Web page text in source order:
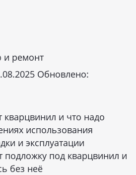
и ремонт
Обновлено:
и что надо
использования
и эксплуатации
подложку под кварцвинил и
без неё